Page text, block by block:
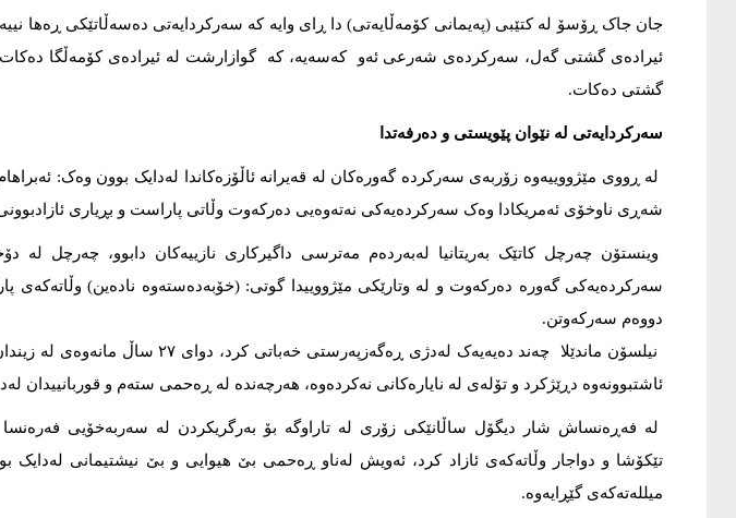
جان جاک ڕۆسۆ لە کتێبی (پەیمانی کۆمەڵایەتی) دا ڕای وایە کە سەرکردایەتی دەسەڵاتێکی ڕەها
ئیرادەی گشتی گەل، سەرکردەی شەرعی ئەو کەسەیە، کە گوازارشت لە ئیرادەی کۆمەڵگا دەکات
گشتی دەکات.
سەرکردایەتی لە نێوان پێویستی و دەرفەتدا
لە ڕووی مێژووییەوە زۆربەی سەرکردە گەورەکان لە قەیرانە ئاڵۆزەکاندا لەدایک بوون وەک:
شەڕی ناوخۆی ئەمریکادا وەک سەرکردەیەکی نەتەوەیی دەرکەوت وڵاتی پاراست و بڕیاری ئازادبوونی
وینستۆن چەرچل کاتێک بەریتانیا لەبەردەم مەترسی داگیرکاری نازییەکان دابوو، چەرچل لە
سەرکردەیەکی گەورە دەرکەوت و لە وتارێکی مێژووییدا گوتی: (خۆبەدەستەوە نادەین) وڵاتەکەی
دووەم سەرکەوتن.
نیلسۆن ماندێلا چەند دەیەیەک لەدژی ڕەگەزپەرستی
ئاشتبوونەوە دڕێژکرد و تۆلەی لە نایارەکانی نەکردەوە، هەرچەندە لە ڕەحمی ستەم و قوربانییدان
لە فەڕەنساش شار دیگۆل ساڵانێکی زۆری لە تاراوگە بۆ بەرگریکردن لە سەربەخۆیی
تێکۆشا و دواجار وڵاتەکەی ئازاد کرد، ئەویش لەناو ڕەحمی بێ هیوایی و بێ نیشتیمانی لەدایک
میللەتەکەی گێڕایەوە.